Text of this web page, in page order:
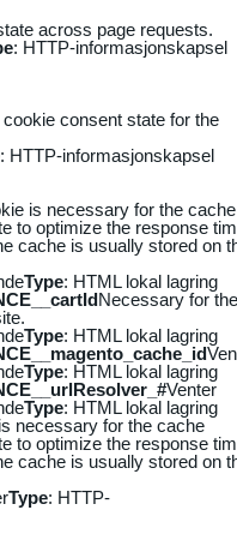
across page requests.
: HTTP-informasjonskapsel
consent state for the
: HTTP-informasjonskapsel
is necessary for the cache
to optimize the response
cache is usually stored on
Type: HTML lokal lagring
Necessary for the
Type: HTML lokal lagring
Type: HTML lokal lagring
Venter
Type: HTML lokal lagring
necessary for the cache
to optimize the response
cache is usually stored on
Type: HTTP-